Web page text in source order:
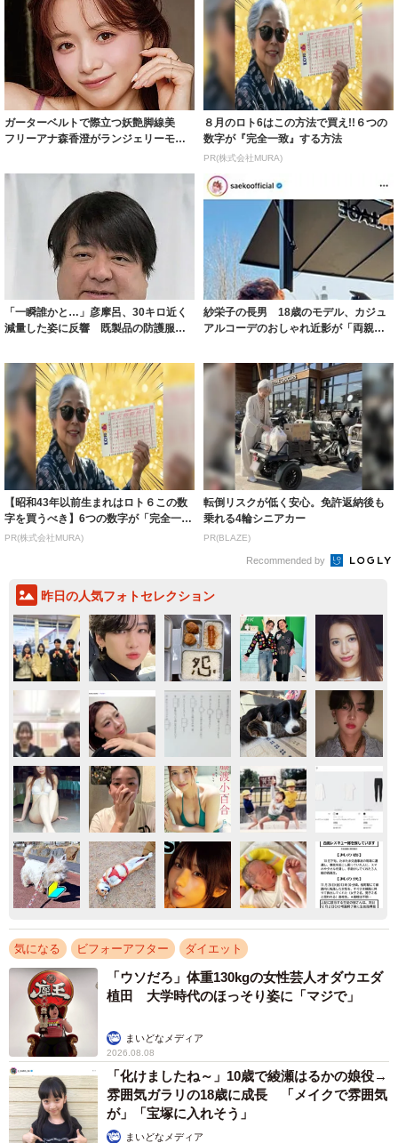
ガーターベルトで際立つ妖艶脚線美
フリーアナ森香澄がランジェリーモデ
８月のロト6はこの方法で買え!!６つの
数字が『完全一致』する方法
PR(株式会社MURA)
「一瞬誰かと…」彦摩呂、30キロ近く
減量した姿に反響 既製品の防護服が
紗栄子の長男 18歳のモデル、カジュ
アルコーデのおしゃれ近影が「両親の
【昭和43年以前生まれはロト６この数
字を買うべき】6つの数字が「完全一
致」する方...
PR(株式会社MURA)
転倒リスクが低く安心。免許返納後も
乗れる4輪シニアカー
PR(BLAZE)
Recommended by
昨日の人気フォトセレクション
気になる ビフォーアフター ダイエット
「ウソだろ」体重130kgの女性芸人オダウエダ
植田 大学時代のほっそり姿に「マジで」
まいどなメディア
2026.08.08
「化けましたね～」10歳で綾瀬はるかの娘役→
雰囲気ガラリの18歳に成長 「メイクで雰囲気
が」「宝塚に入れそう」
まいどなメディア